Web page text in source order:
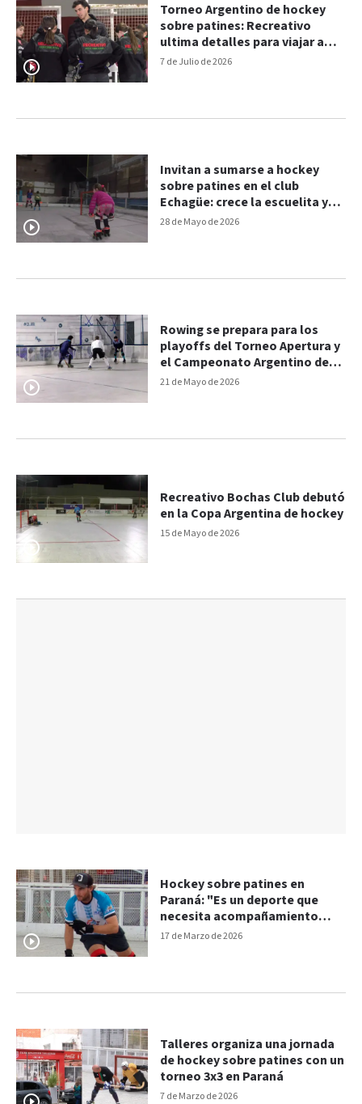
7 de Julio de 2026
Torneo Argentino de hockey
sobre patines: Recreativo
ultima detalles para viajar a
Mendoza
28 de Mayo de 2026
Invitan a sumarse a hockey
sobre patines en el club
Echagüe: crece la escuelita y
organizan un bingo solidario
21 de Mayo de 2026
Rowing se prepara para los
playoffs del Torneo Apertura y
el Campeonato Argentino de
hockey
15 de Mayo de 2026
Recreativo Bochas Club debutó
en la Copa Argentina de hockey
17 de Marzo de 2026
Hockey sobre patines en
Paraná: "Es un deporte que
necesita acompañamiento
para seguir desarrollándose"
7 de Marzo de 2026
Talleres organiza una jornada
de hockey sobre patines con un
torneo 3x3 en Paraná